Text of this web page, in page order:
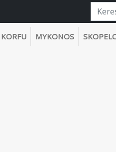
KORFU MYKONOS